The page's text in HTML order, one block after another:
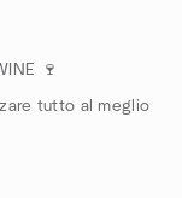
🍷
tutto al meglio